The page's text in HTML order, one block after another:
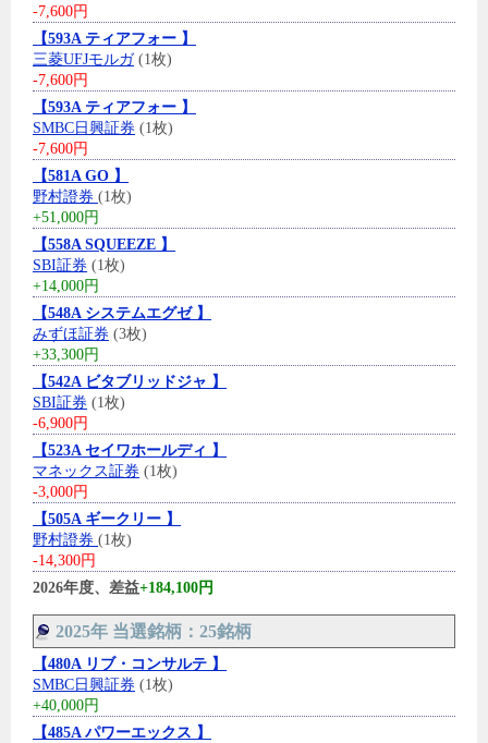
-7,600円
【593A ティアフォー 】
三菱UFJモルガ(1枚)
-7,600円
【593A ティアフォー 】
SMBC日興証券 (1枚)
-7,600円
【581A GO 】
野村證券 (1枚)
+51,000円
【558A SQUEEZE 】
SBI証券 (1枚)
+14,000円
【548A システムエグゼ 】
みずほ証券 (3枚)
+33,300円
【542A ビタブリッドジャ 】
SBI証券 (1枚)
-6,900円
【523A セイワホールディ 】
マネックス証券 (1枚)
-3,000円
【505A ギークリー 】
野村證券 (1枚)
-14,300円
2026年度、差益+184,100円
2025年 当選銘柄：25銘柄
【480A リブ・コンサルテ 】
SMBC日興証券 (1枚)
+40,000円
【485A パワーエックス 】